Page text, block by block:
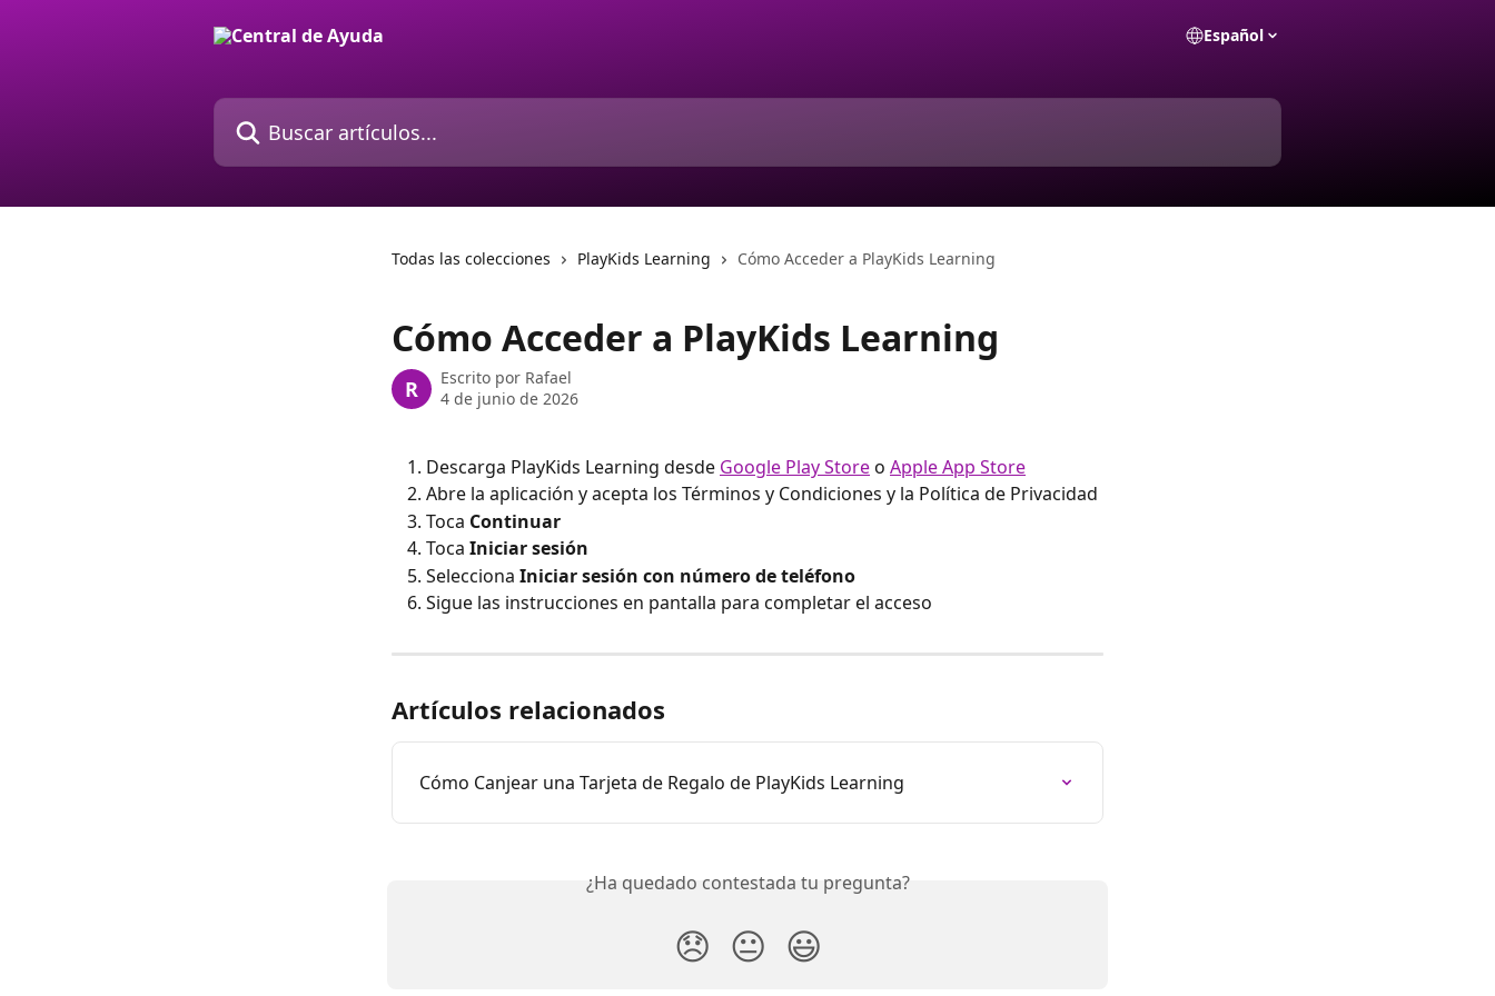
Español
Buscar artículos...
Todas las colecciones PlayKids Learning Cómo Acceder a PlayKids Learning
Cómo Acceder a PlayKids Learning
R Escrito por Rafael
4 de junio de 2026
Descarga PlayKids Learning desde Google Play Store o Apple App Store
Abre la aplicación y acepta los Términos y Condiciones y la Política de Privacidad
Toca Continuar
Toca Iniciar sesión
Selecciona Iniciar sesión con número de teléfono
Sigue las instrucciones en pantalla para completar el acceso
Artículos relacionados
Cómo Canjear una Tarjeta de Regalo de PlayKids Learning
¿Ha quedado contestada tu pregunta?
😞 😐 😃